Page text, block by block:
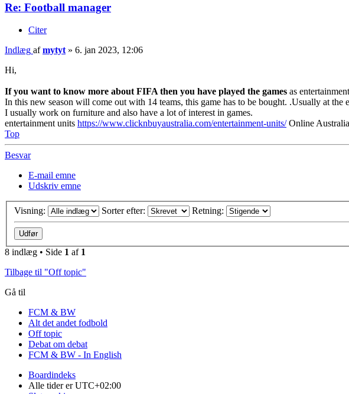
Re: Football manager
Citer
Indlæg afmytyt » 6. jan 2023, 12:06
Hi,
If you want to know more about FIFA then you have played the games as
In this new season will come out with 14 teams, this game has to be bought. .Usually at
I usually work on furniture and also have a lot of interest in games.
entertainment units https://www.clicknbuyaustralia.com/entertainment-units/Online
Top
Besvar
E-mail emne
Udskriv emne
Visning: Sorter efter: Retning:
8 indlæg • Side 1 af 1
Tilbage til "Off topic"
Gå til
FCM & BW
Alt det andet fodbold
Off topic
Debat om debat
FCM & BW - In English
Boardindeks
Alle tider erUTC+02:00